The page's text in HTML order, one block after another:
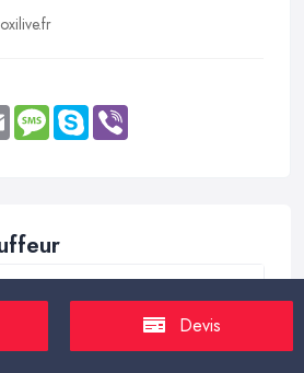
Email MessageSkype
Devis